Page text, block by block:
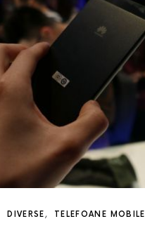
DIVERSE TELEFOANE MOBILE